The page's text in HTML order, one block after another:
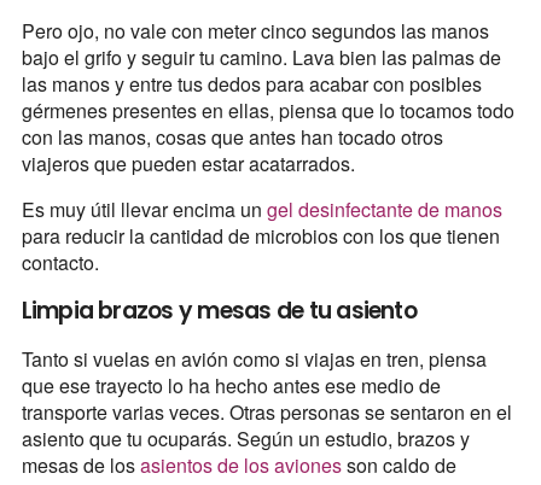
Pero ojo, no vale con meter cinco segundos las manos
bajo el grifo y seguir tu camino. Lava bien las palmas de
las manos y entre tus dedos para acabar con posibles
gérmenes presentes en ellas, piensa que lo tocamos todo
con las manos, cosas que antes han tocado otros
viajeros que pueden estar acatarrados.
Es muy útil llevar encima un gel desinfectante de manos
para reducir la cantidad de microbios con los que tienen
contacto.
Limpia brazos y mesas de tu asiento
Tanto si vuelas en avión como si viajas en tren, piensa
que ese trayecto lo ha hecho antes ese medio de
transporte varias veces. Otras personas se sentaron en el
asiento que tu ocuparás. Según un estudio, brazos y
mesas de losasientos de los avionesson caldo de